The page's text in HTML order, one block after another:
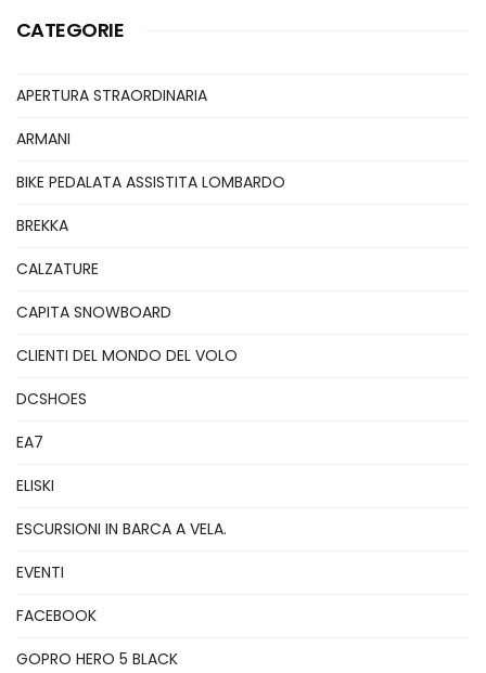
CATEGORIE
APERTURA STRAORDINARIA
ARMANI
BIKE PEDALATA ASSISTITA LOMBARDO
BREKKA
CALZATURE
CAPITA SNOWBOARD
CLIENTI DEL MONDO DEL VOLO
DCSHOES
EA7
ELISKI
ESCURSIONI IN BARCA A VELA.
EVENTI
FACEBOOK
GOPRO HERO 5 BLACK